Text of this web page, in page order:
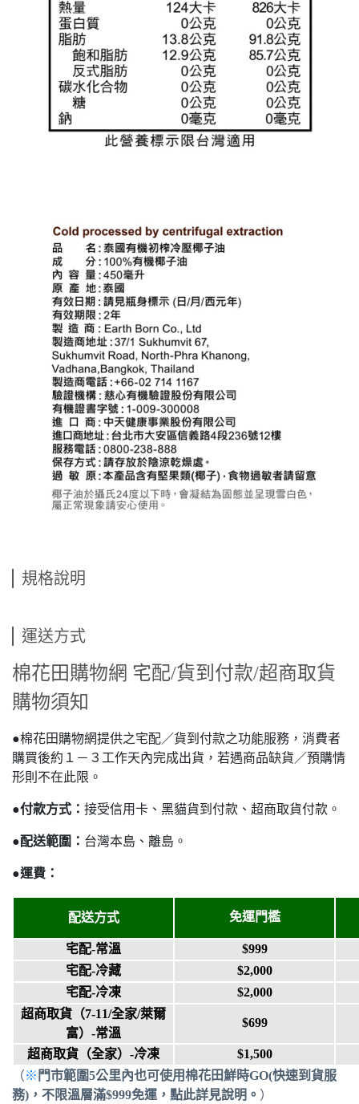
規格說明
運送方式
棉花田購物網 宅配/貨到付款/超商取貨
購物須知
●棉花田購物網提供之宅配／貨到付款之功能服務，消費者
購買後約１－３工作天內完成出貨，若遇商品缺貨／預購情
形則不在此限。
●付款方式： 接受信用卡、黑貓貨到付款、超商取貨付款。
●配送範圍： 台灣本島、離島。
●運費：
配送方式 免運門檻
宅配-常溫
$999
宅配-冷藏
$2,000
宅配-冷凍
$2,000
超商取貨 （7-11/全家/萊爾
富） -常溫
$699
超商取貨（全家）-冷凍
$1,500
（※ 門市範圍5公里內也可使用棉花田鮮時GO(快速到貨服
務) ， 不限溫層滿$999免運 ，點此詳見說明。 ）